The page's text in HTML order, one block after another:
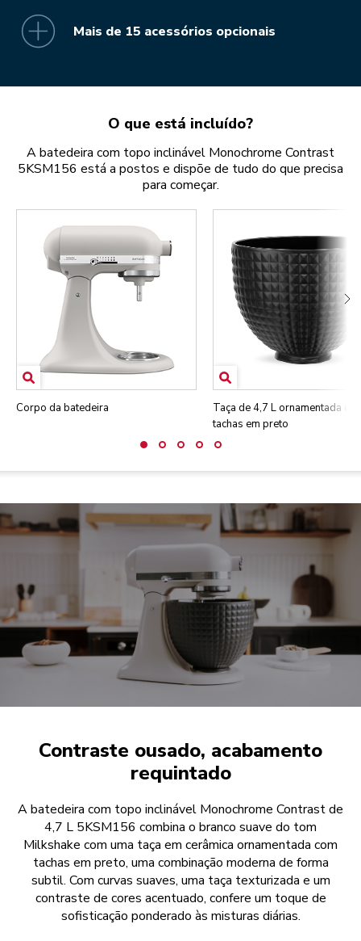
Mais de 15 acessórios opcionais
O que está incluído?
A batedeira com topo inclinável Monochrome Contrast
5KSM156 está a postos e dispõe de tudo do que precisa
para começar.
Corpo da batedeira
Taça de 4,7 L ornamentada
tachas em preto
Contraste ousado, acabamento
requintado
A batedeira com topo inclinável Monochrome Contrast de
4,7 L 5KSM156 combina o branco suave do tom
Milkshake com uma taça em cerâmica ornamentada com
tachas em preto, uma combinação moderna de forma
subtil. Com curvas suaves, uma taça texturizada e um
contraste de cores acentuado, confere um toque de
sofisticação ponderado às misturas diárias.